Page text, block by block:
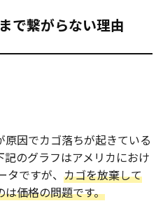
で繋がらない理由
因でカゴ落ちが起きている
のグラフはアメリカにおけ
ですが、 カゴを放棄して
価格の問題です。